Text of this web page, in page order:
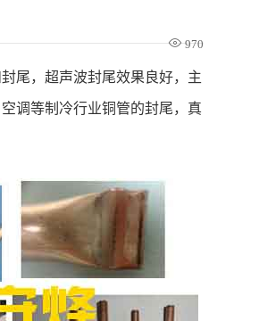
970
尾，超声波封尾效果良好，主
调等制冷行业铜管的封尾，真